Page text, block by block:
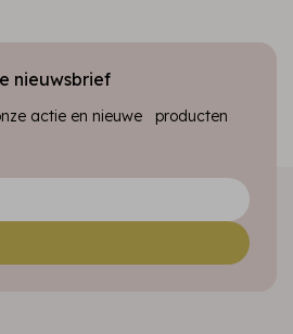
nieuwsbrief
actie en nieuwe producten